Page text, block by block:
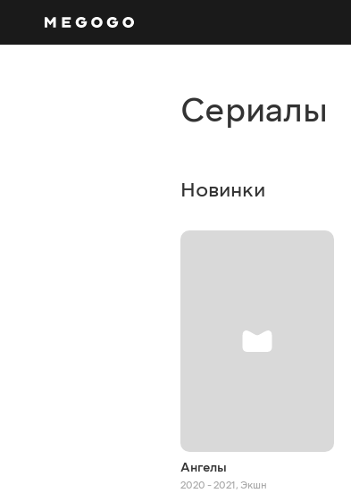
Сериалы
Новинки
Ангелы
2020 - 2021, Экшн